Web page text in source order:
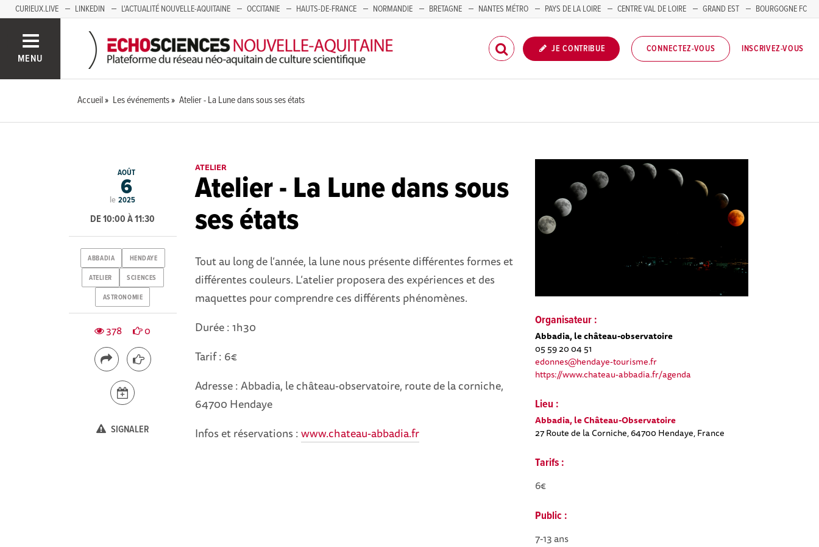
CURIEUX.LIVE LINKEDIN L'ACTUALITÉ NOUVELLE-AQUITAINE OCCITANIE HAUTS-DE-FRANCE NORMANDIE BRETAGNE NANTES MÉTRO PAYS DE LA LOIRE CENTRE VAL DE LOIRE GRAND EST
BOURGOGNE FC
MENU
JE CONTRIBUE CONNECTEZ-VOUS INSCRIVEZ-VOUS
Accueil Les événements Atelier - La Lune dans sous ses états
ATELIER
Atelier - La Lune dans sous
ses états
Tout au long de l’année, la lune nous présente différentes formes et
différentes couleurs. L’atelier proposera des expériences et des
maquettes pour comprendre ces différents phénomènes.
Durée : 1h30
Tarif : 6€
Adresse : Abbadia, le château-observatoire, route de la corniche,
64700 Hendaye
Infos et réservations :www.chateau-abbadia.fr
Organisateur :
Abbadia, le château-observatoire
05 59 20 04 51
edonnes@hendaye-tourisme.fr
https://www.chateau-abbadia.fr/agenda
Lieu :
Abbadia, le Château-Observatoire
27 Route de la Corniche, 64700 Hendaye, France
Tarifs :
6€
Public :
7-13 ans
le
AOÛT
6
2025
DE 10:00 À 11:30
ABBADIA HENDAYE
ATELIER SCIENCES
ASTRONOMIE
378 0
SIGNALER